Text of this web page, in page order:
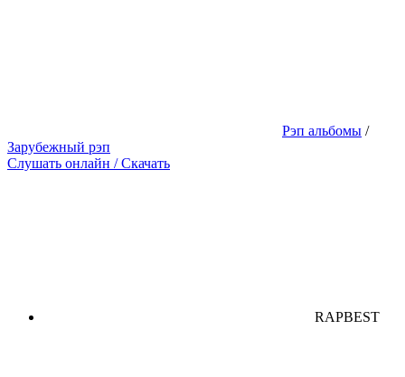
Рэп альбомы /
Зарубежный рэп
Слушать онлайн / Скачать
RAPBEST